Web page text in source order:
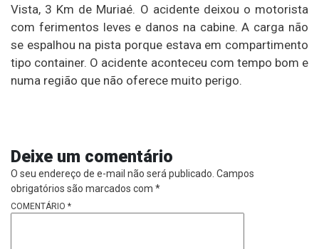
Vista, 3 Km de Muriaé. O acidente deixou o motorista
com ferimentos leves e danos na cabine. A carga não
se espalhou na pista porque estava em compartimento
tipo container. O acidente aconteceu com tempo bom e
numa região que não oferece muito perigo.
Deixe um comentário
O seu endereço de e-mail não será publicado. Campos
obrigatórios são marcados com *
COMENTÁRIO *